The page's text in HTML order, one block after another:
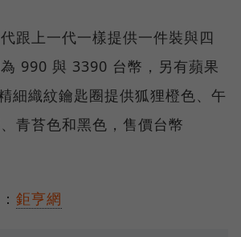
跟上一代一樣提供一件裝與四
990 與 3390 台幣，另有蘋果
細織紋鑰匙圈提供狐狸橙色、午
青苔色和黑色，售價台幣
鉅亨網